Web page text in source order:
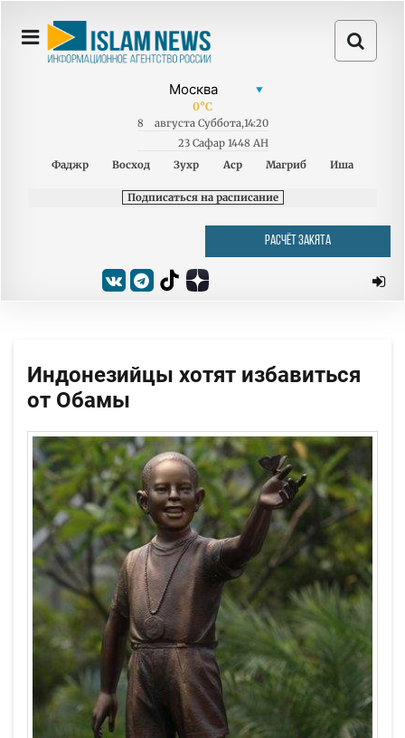
0°C
8 августа Суббота,14:20
23 Сафар 1448 AH
Фаджр
Восход Зухр Аср Магриб Иша
Подписаться на расписание
РАСЧЁТ ЗАКЯТА
Индонезийцы хотят избавиться
от Обамы